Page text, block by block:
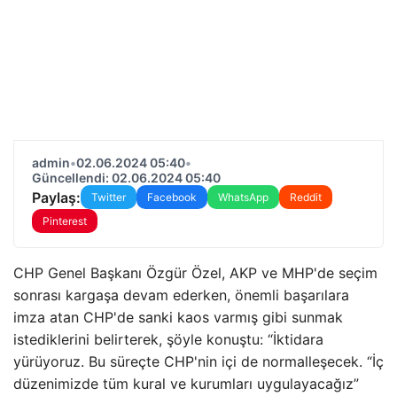
admin•02.06.2024 05:40•
Güncellendi: 02.06.2024 05:40
Paylaş: Twitter Facebook WhatsApp
Reddit
Pinterest
CHP Genel Başkanı Özgür Özel, AKP ve MHP'de seçim
sonrası kargaşa devam ederken, önemli başarılara
imza atan CHP'de sanki kaos varmış gibi sunmak
istediklerini belirterek, şöyle konuştu: “İktidara
yürüyoruz. Bu süreçte CHP'nin içi de normalleşecek. “İç
düzenimizde tüm kural ve kurumları uygulayacağız”